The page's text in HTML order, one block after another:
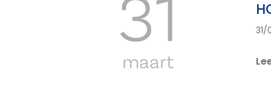
31
maart
31/